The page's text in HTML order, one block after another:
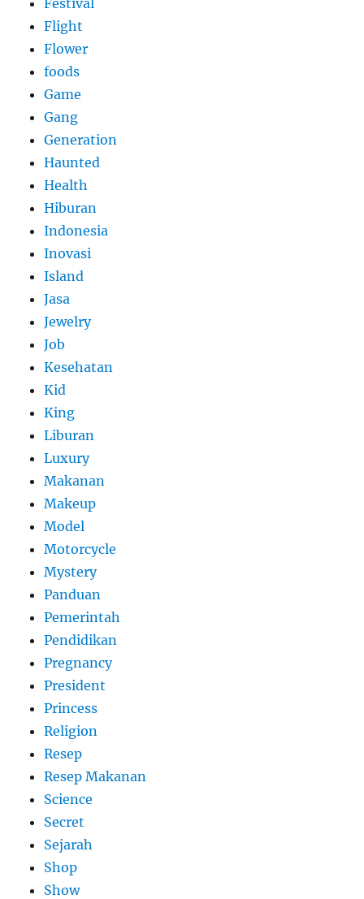
Flight
Flower
foods
Game
Gang
Generation
Haunted
Health
Hiburan
Indonesia
Inovasi
Island
Jasa
Jewelry
Job
Kesehatan
Kid
King
Liburan
Luxury
Makanan
Makeup
Model
Motorcycle
Mystery
Panduan
Pemerintah
Pendidikan
Pregnancy
President
Princess
Religion
Resep
Resep Makanan
Science
Secret
Sejarah
Shop
Show